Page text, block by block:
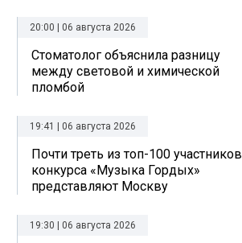
20:00 | 06 августа 2026
Стоматолог объяснила разницу
между световой и химической
пломбой
19:41 | 06 августа 2026
Почти треть из топ-100 участников
конкурса «Музыка Гордых»
представляют Москву
19:30 | 06 августа 2026